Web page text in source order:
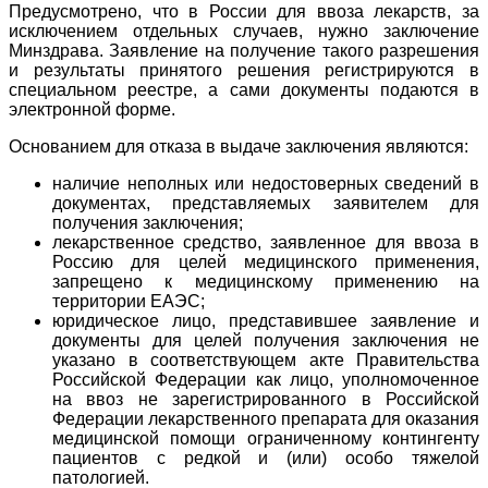
Предусмотрено, что в России для ввоза лекарств, за
исключением отдельных случаев, нужно заключение
Минздрава. Заявление на получение такого разрешения
и результаты принятого решения регистрируются в
специальном реестре, а сами документы подаются в
электронной форме.
Основанием для отказа в выдаче заключения являются:
наличие неполных или недостоверных сведений в
документах, представляемых заявителем для
получения заключения;
лекарственное средство, заявленное для ввоза в
Россию для целей медицинского применения,
запрещено к медицинскому применению на
территории ЕАЭС;
юридическое лицо, представившее заявление и
документы для целей получения заключения не
указано в соответствующем акте Правительства
Российской Федерации как лицо, уполномоченное
на ввоз не зарегистрированного в Российской
Федерации лекарственного препарата для оказания
медицинской помощи ограниченному контингенту
пациентов с редкой и (или) особо тяжелой
патологией.